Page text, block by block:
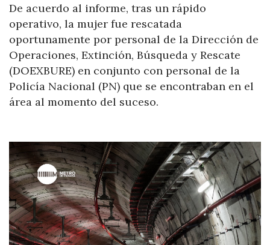
De acuerdo al informe, tras un rápido
operativo, la mujer fue rescatada
oportunamente por personal de la Dirección de
Operaciones, Extinción, Búsqueda y Rescate
(DOEXBURE) en conjunto con personal de la
Policía Nacional (PN) que se encontraban en el
área al momento del suceso.